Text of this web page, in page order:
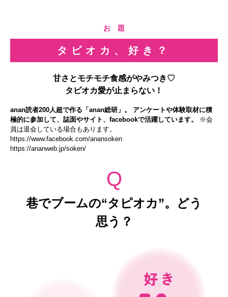
お 題
タピオカ、好き？
甘さとモチモチ食感がやみつき♡
タピオカ愛が止まらない！
anan読者200人超で作る「anan総研」。 アンケートや体験取材に積
極的に参加して、誌面やサイト、facebookで活躍しています。
※会
員は退会している場合もあります。
https://www.facebook.com/anansoken
https://ananweb.jp/soken/
Q
巷でブームの“タピオカ”。どう
思う？